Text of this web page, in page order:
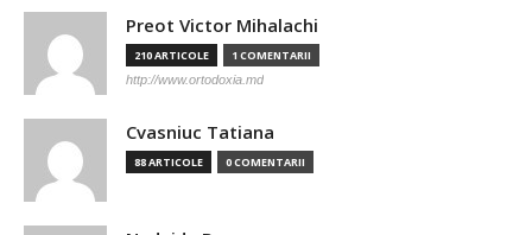
Preot Victor Mihalachi
210 ARTICOLE 1 COMENTARII
http://www.ortodoxia.md
Cvasniuc Tatiana
88 ARTICOLE 0 COMENTARII